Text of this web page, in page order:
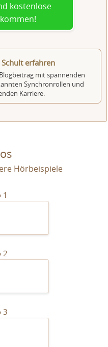
kostenlose
erfahren
mit spannenden
Synchronrollen und
Karriere.
Hörbeispiele
1
2
3